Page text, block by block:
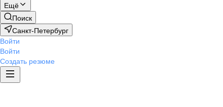
Ещё
Поиск
Санкт-Петербург
Войти
Войти
Создать резюме